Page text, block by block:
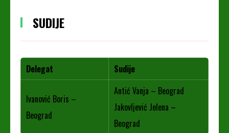
SUDIJE
Delegat Sudije
Ivanović Boris –
Beograd
Antić Vanja – Beograd
Jakovljević Jelena –
Beograd